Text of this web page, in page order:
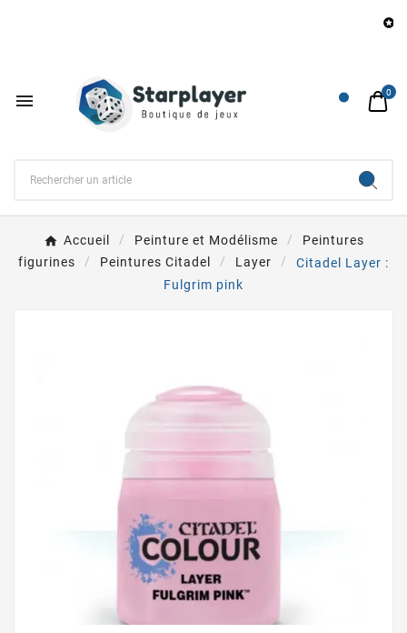

 0
Accueil Peinture et Modélisme
Peintures
figurines
Peintures Citadel Layer
Citadel Layer :
Fulgrim pink